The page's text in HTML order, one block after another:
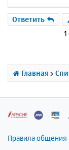
Ответить
Главная
Правила